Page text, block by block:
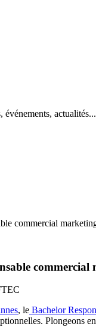
événements,
commercial
, le Bachelor
Plongeons